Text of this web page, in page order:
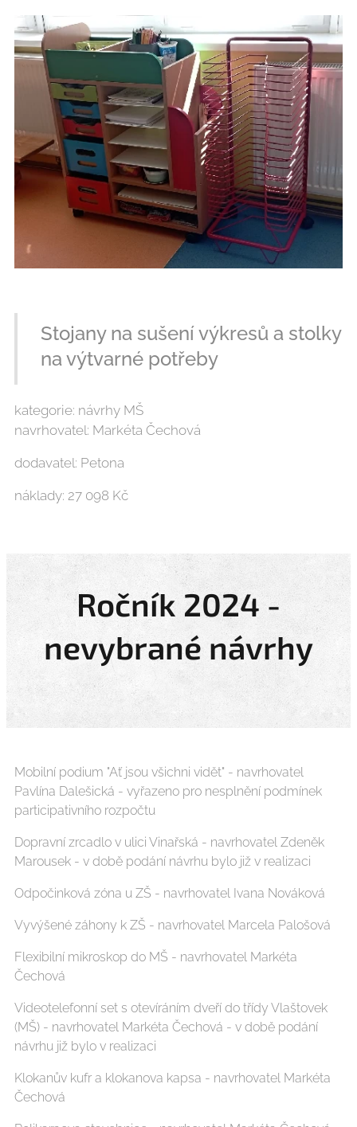
Stojany na sušení výkresů a stolky
na výtvarné potřeby
kategorie: návrhy MŠ
navrhovatel: Markéta Čechová
dodavatel: Petona
náklady: 27 098 Kč
Ročník 2024 -
nevybrané návrhy
Mobilní podium "Ať jsou všichni vidět" - navrhovatel
Pavlína Dalešická - vyřazeno pro nesplnění podmínek
participativního rozpočtu
Dopravní zrcadlo v ulici Vinařská - navrhovatel Zdeněk
Marousek - v době podání návrhu bylo již v realizaci
Odpočinková zóna u ZŠ - navrhovatel Ivana Nováková
Vyvýšené záhony k ZŠ - navrhovatel Marcela Palošová
Flexibilní mikroskop do MŠ - navrhovatel Markéta
Čechová
Videotelefonní set s otevíráním dveří do třídy Vlaštovek
(MŠ) - navrhovatel Markéta Čechová - v době podání
návrhu již bylo v realizaci
Klokanův kufr a klokanova kapsa - navrhovatel Markéta
Čechová